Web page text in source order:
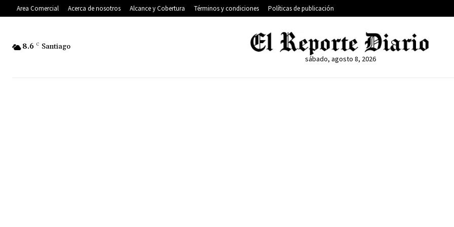
Area Comercial Acerca de nosotros Alcance y Cobertura Términos y condiciones Políticas de publicación
8.6 C Santiago
sábado, agosto 8, 2026